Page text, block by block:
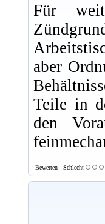
Für
aber
Teile in
den
Bewerten - Schlecht